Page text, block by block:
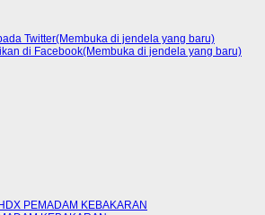
Twitter(Membuka di jendela yang baru)
di Facebook(Membuka di jendela yang baru)
PEMADAM KEBAKARAN